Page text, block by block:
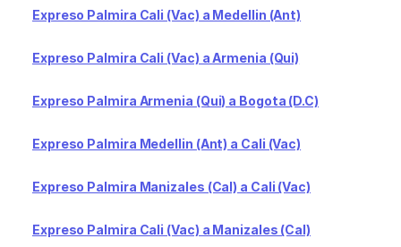
Expreso Palmira Cali (Vac) a Medellin (Ant)
Expreso Palmira Cali (Vac) a Armenia (Qui)
Expreso Palmira Armenia (Qui) a Bogota (D.C)
Expreso Palmira Medellin (Ant) a Cali (Vac)
Expreso Palmira Manizales (Cal) a Cali (Vac)
Expreso Palmira Cali (Vac) a Manizales (Cal)